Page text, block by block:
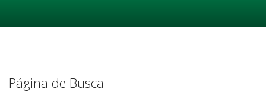
Página de Busca